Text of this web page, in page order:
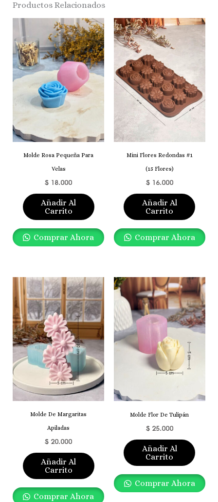
Productos Relacionados
Molde Rosa Pequeña Para
Velas
$ 18.000
Añadir Al
Carrito
Comprar Ahora
Mini Flores Redondas #1
(15 Flores)
$16.000
Añadir Al
Carrito
Comprar Ahora
Molde De Margaritas
Apiladas
$ 20.000
Añadir Al
Carrito
Comprar Ahora
Molde Flor De Tulipán
$25.000
Añadir Al
Carrito
Comprar Ahora